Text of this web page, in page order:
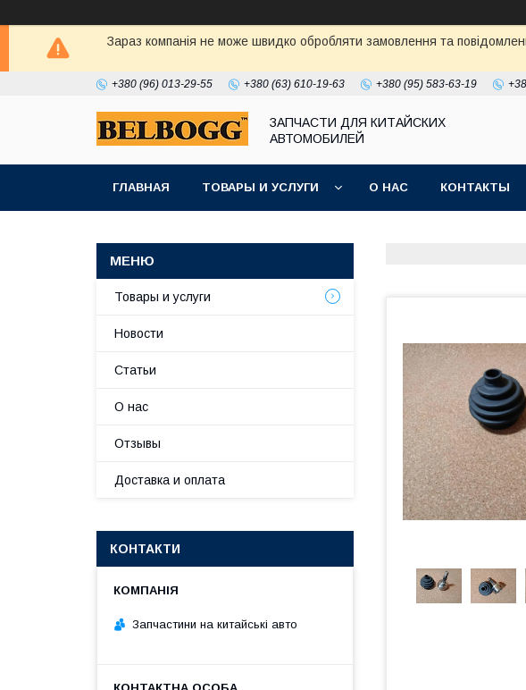
Зараз компанія не може швидко обробляти замовлення та
+380 (96) 013-29-55 +380 (63) 610-19-63 +380 (95) 583-63-19
ЗАПЧАСТИ ДЛЯ КИТАЙСКИХ
АВТОМОБИЛЕЙ
ГЛАВНАЯ ТОВАРЫ И УСЛУГИ О НАС КОНТАКТЫ
Товары и услуги
Новости
Статьи
О нас
Отзывы
Доставка и оплата
КОНТАКТИ
Запчастини на китайські авто